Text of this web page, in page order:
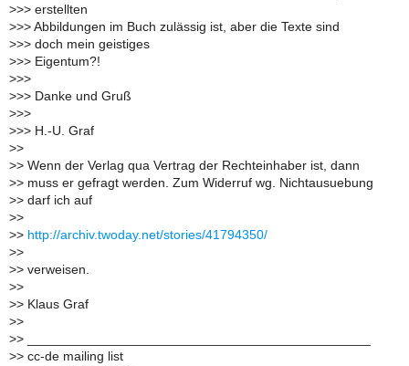
>>> erstellten
>>> Abbildungen im Buch zulässig ist, aber die Texte sind
>>> doch mein geistiges
>>> Eigentum?!
>>>
>>> Danke und Gruß
>>>
>>> H.-U. Graf
>>
>> Wenn der Verlag qua Vertrag der Rechteinhaber ist, dann
>> muss er gefragt werden. Zum Widerruf wg. Nichtausuebung
>> darf ich auf
>>
>> http://archiv.twoday.net/stories/41794350/
>>
>> verweisen.
>>
>> Klaus Graf
>>
>> _______________________________________________
>> cc-de mailing list